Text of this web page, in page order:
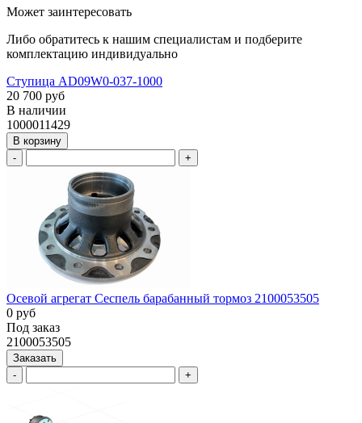
Может заинтересовать
Либо обратитесь к нашим специалистам и подберите
комплектацию индивидуально
Ступица AD09W0-037-1000
20 700 руб
В наличии
1000011429
В корзину
-
+
Осевой агрегат Сеспель барабанный тормоз 2100053505
0 руб
Под заказ
2100053505
Заказать
-
+